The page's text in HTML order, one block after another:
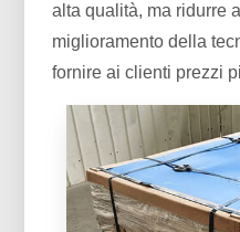
alta qualità, ma ridurre
miglioramento della
fornire ai clienti prezzi